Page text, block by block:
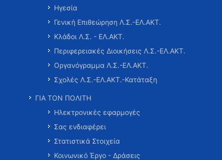
Ηγεσία
Γενική Επιθεώρηση Λ.Σ.-ΕΛ.ΑΚΤ.
Κλάδοι Λ.Σ. - ΕΛ.ΑΚΤ.
Περιφερειακές Διοικήσεις Λ.Σ.-ΕΛ.ΑΚΤ.
Οργανόγραμμα Λ.Σ.-ΕΛ.ΑΚΤ.
Σχολές Λ.Σ.-ΕΛ.ΑΚΤ.-Κατάταξη
ΓΙΑ ΤΟΝ ΠΟΛΙΤΗ
Ηλεκτρονικές εφαρμογές
Σας ενδιαφέρει
Στατιστικά Στοιχεία
Κοινωνικό Έργο - Δράσεις